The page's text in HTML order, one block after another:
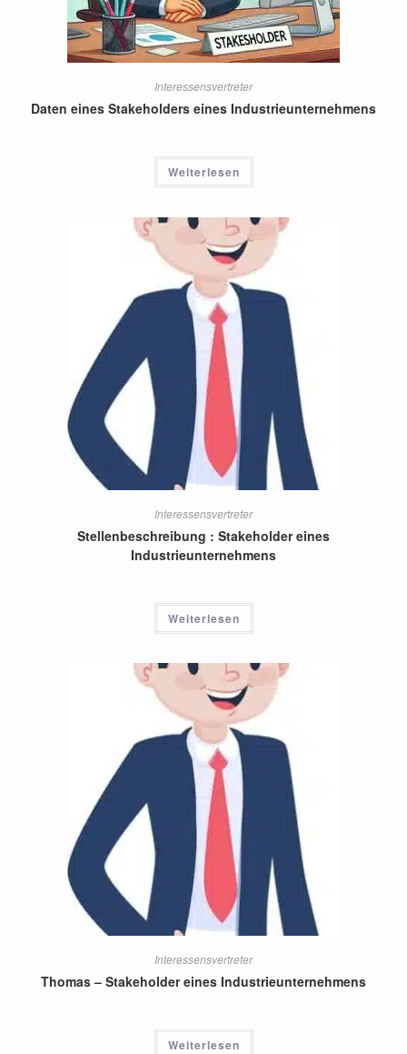
Interessensvertreter
Daten eines Stakeholders eines Industrieunternehmens
Weiterlesen
Interessensvertreter
Stellenbeschreibung : Stakeholder eines
Industrieunternehmens
Weiterlesen
Interessensvertreter
Thomas – Stakeholder eines Industrieunternehmens
Weiterlesen